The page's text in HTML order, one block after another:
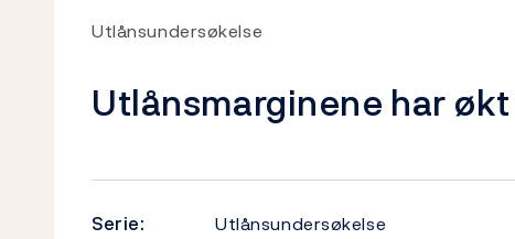
Utlånsundersøkelse
Utlånsmarginene har
Serie:
Utlånsundersøkelse